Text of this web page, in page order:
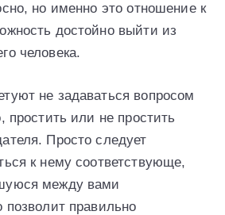
но именно это отношение к
достойно выйти из
человека.
не задаваться вопросом
простить или не простить
Просто следует
к нему соответствующе,
между вами
позволит правильно